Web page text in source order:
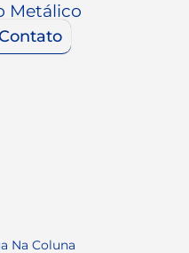
Metálico
Na Coluna